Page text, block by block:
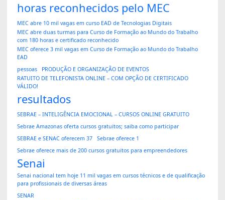
horas reconhecidos pelo MEC
MEC abre 10 mil vagas em curso EAD de Tecnologias Digitais
MEC abre duas turmas para Curso de Formação ao Mundo do Trabalho
com 180 horas e certificado reconhecido
MEC oferece 3 mil vagas em Curso de Formação ao Mundo do Trabalho
EAD
pessoas
PRODUÇÃO E ORGANIZAÇÃO DE EVENTOS
RATUITO DE TELEFONISTA ONLINE – COM OPÇÃO DE CERTIFICADO
VÁLIDO!
resultados
SEBRAE – INTELIGÊNCIA EMOCIONAL – CURSOS ONLINE GRATUITO
Sebrae Amazonas oferta cursos gratuitos; saiba como participar
SEBRAE e SENAC oferecem 37
Sebrae oferece 1
Sebrae oferece mais de 200 cursos gratuitos para empreendedores
Senai
Senai nacional tem hoje 11 mil vagas em cursos técnicos e de qualificação
para profissionais de diversas áreas
SENAR